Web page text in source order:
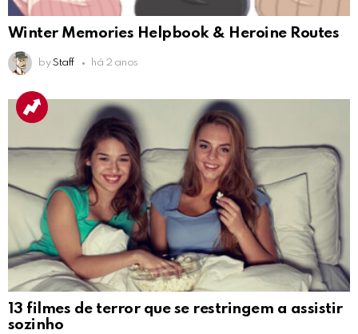
Winter Memories Helpbook & Heroine Routes
by Staff há 2 anos
13 filmes de terror que se restringem a assistir
sozinho